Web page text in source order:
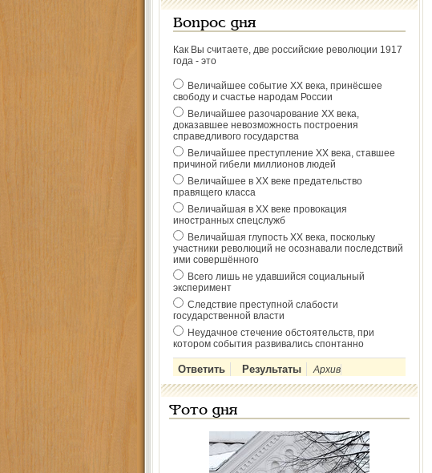
Вопрос дня
Как Вы считаете, две российские революции 1917
года - это
Величайшее событие ХХ века, принёсшее
свободу и счастье народам России
Величайшее разочарование ХХ века,
доказавшее невозможность построения
справедливого государства
Величайшее преступление ХХ века, ставшее
причиной гибели миллионов людей
Величайшее в ХХ веке предательство
правящего класса
Величайшая в ХХ веке провокация
иностранных спецслужб
Величайшая глупость ХХ века, поскольку
участники революций не осознавали последствий
ими совершённого
Всего лишь не удавшийся социальный
эксперимент
Следствие преступной слабости
государственной власти
Неудачное стечение обстоятельств, при
котором события развивались спонтанно
Архив
Фото дня